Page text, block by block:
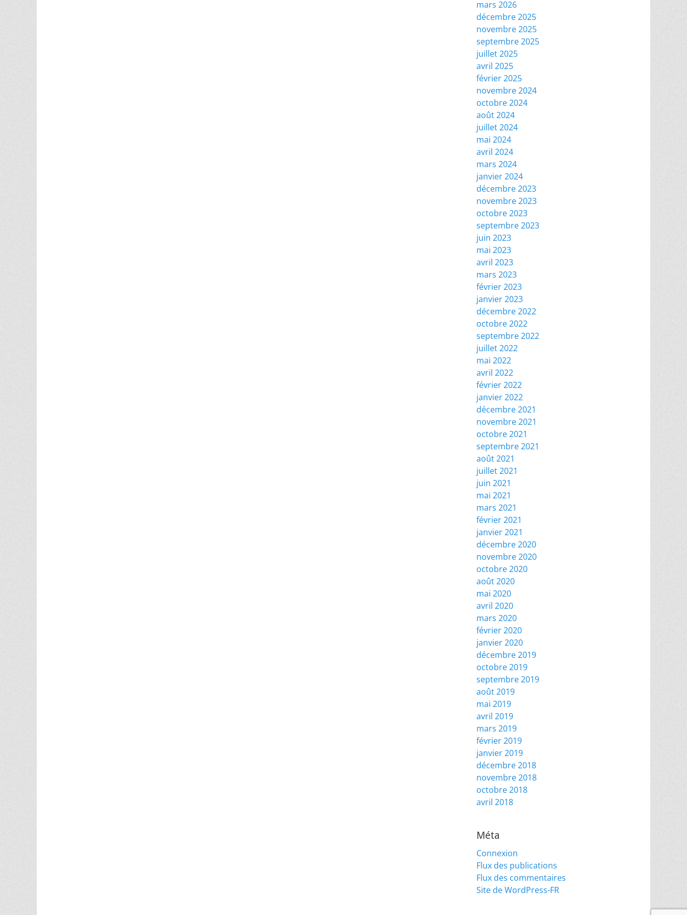
mars 2026
décembre 2025
novembre 2025
septembre 2025
juillet 2025
avril 2025
février 2025
novembre 2024
octobre 2024
août 2024
juillet 2024
mai 2024
avril 2024
mars 2024
janvier 2024
décembre 2023
novembre 2023
octobre 2023
septembre 2023
juin 2023
mai 2023
avril 2023
mars 2023
février 2023
janvier 2023
décembre 2022
octobre 2022
septembre 2022
juillet 2022
mai 2022
avril 2022
février 2022
janvier 2022
décembre 2021
novembre 2021
octobre 2021
septembre 2021
août 2021
juillet 2021
juin 2021
mai 2021
mars 2021
février 2021
janvier 2021
décembre 2020
novembre 2020
octobre 2020
août 2020
mai 2020
avril 2020
mars 2020
février 2020
janvier 2020
décembre 2019
octobre 2019
septembre 2019
août 2019
mai 2019
avril 2019
mars 2019
février 2019
janvier 2019
décembre 2018
novembre 2018
octobre 2018
avril 2018
Méta
Connexion
Flux des publications
Flux des commentaires
Site de WordPress-FR